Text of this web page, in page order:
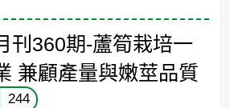
刊360期-蘆筍栽培一
兼顧產量與嫩莖品質
244